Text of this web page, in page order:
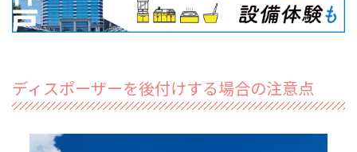
ディスポーザーを後付けする場合の注意点